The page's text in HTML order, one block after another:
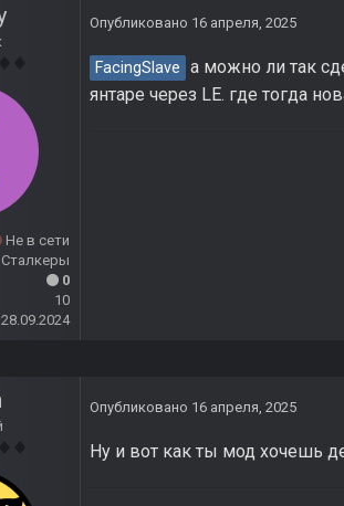
Не в сети
Сталкеры
0
10
28.09.2024
Опубликовано 16 апреля, 2025
FacingSlave а можно ли так
янтаре через LE. где тогда
Опубликовано 16 апреля, 2025
Ну и вот как ты мод хочешь